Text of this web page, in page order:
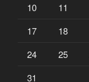
10
11
17
18
24
25
31